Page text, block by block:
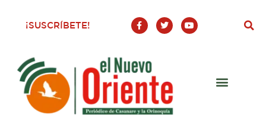
¡SUSCRÍBETE!
F
a
c
o
o
-
T
w
i
Y
o
u